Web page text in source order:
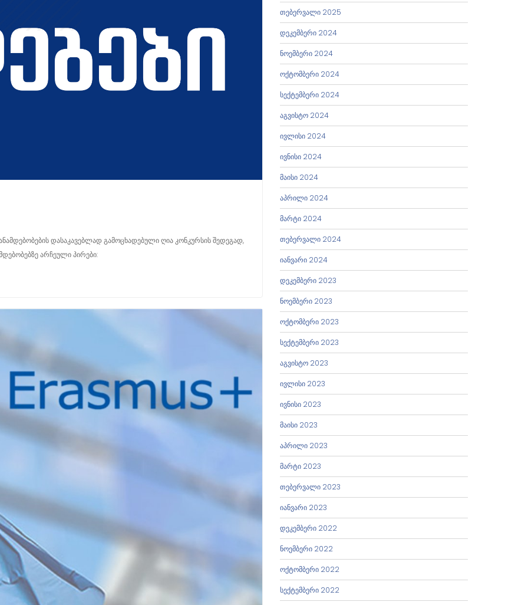
დასაკავებლად გამოცხადებული ღია კონკურსის შედეგად,
არჩეული პირები:
თებერვალი 2025
დეკემბერი 2024
ნოემბერი 2024
ოქტომბერი 2024
სექტემბერი 2024
აგვისტო 2024
ივლისი 2024
ივნისი 2024
მაისი 2024
აპრილი 2024
მარტი 2024
თებერვალი 2024
იანვარი 2024
დეკემბერი 2023
ნოემბერი 2023
ოქტომბერი 2023
სექტემბერი 2023
აგვისტო 2023
ივლისი 2023
ივნისი 2023
მაისი 2023
აპრილი 2023
მარტი 2023
თებერვალი 2023
იანვარი 2023
დეკემბერი 2022
ნოემბერი 2022
ოქტომბერი 2022
სექტემბერი 2022